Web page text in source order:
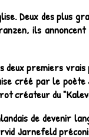
Deux des plus
ils
deux premiers vrais
créé par le poète
créateur du
de devenir
Jarnefeld